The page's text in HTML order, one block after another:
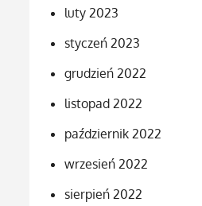
luty 2023
styczeń 2023
grudzień 2022
listopad 2022
październik 2022
wrzesień 2022
sierpień 2022